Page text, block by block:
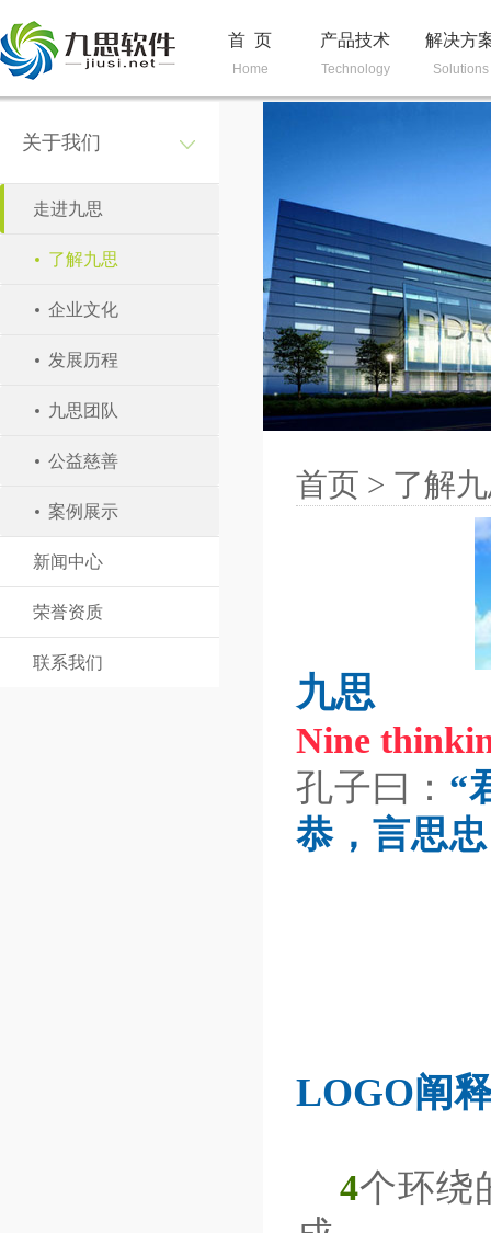
首 页
Home
产品技术
Technology
解决方
Solutions
关于我们
走进九思
了解九思
企业文化
发展历程
九思团队
公益慈善
案例展示
新闻中心
荣誉资质
联系我们
首页 > 了解
九思
Nine
孔子曰： “
恭，言思
LOGO阐
4个环绕